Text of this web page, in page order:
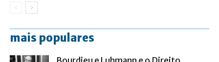
mais populares